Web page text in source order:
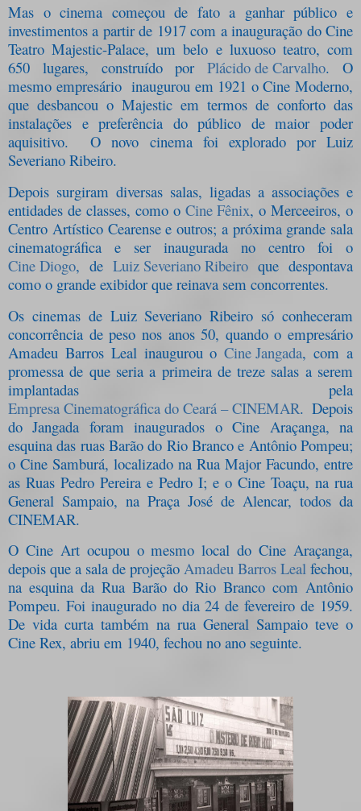
Mas o cinema começou de fato a ganhar público e
investimentos a partir de 1917 com a inauguração do Cine
Teatro Majestic-Palace, um belo e luxuoso teatro, com
650 lugares, construído porPlácido de Carvalho. O
mesmo empresário inaugurou em 1921 o Cine Moderno,
que desbancou o Majestic em termos de conforto das
instalações e preferência do público de maior poder
aquisitivo.
O novo cinema foi explorado por Luiz
Severiano Ribeiro.
Depois surgiram diversas salas, ligadas a associações e
entidades de classes, como o Cine Fênix, o Merceeiros, o
Centro Artístico Cearense e outros; a próxima grande sala
cinematográfica e ser inaugurada no centro foi o
Cine Diogo, de Luiz Severiano Ribeiro que despontava
como o grande exibidor que reinava sem concorrentes.
Os cinemas de Luiz Severiano Ribeiro só conheceram
concorrência de peso nos anos 50, quando o empresário
Amadeu Barros Leal inaugurou oCine Jangada, com a
promessa de que seria a primeira de treze salas a serem
implantadas pela
Empresa Cinematográfica do Ceará – CINEMAR. Depois
do Jangada foram inaugurados o Cine Araçanga, na
esquina das ruas Barão do Rio Branco e Antônio Pompeu;
o Cine Samburá, localizado na Rua Major Facundo, entre
as Ruas Pedro Pereira e Pedro I; e o Cine Toaçu, na rua
General Sampaio, na Praça José de Alencar, todos da
CINEMAR.
O Cine Art ocupou o mesmo local do Cine Araçanga,
depois que a sala de projeção Amadeu Barros Leal fechou,
na esquina da Rua Barão do Rio Branco com Antônio
Pompeu. Foi inaugurado no dia 24 de fevereiro de 1959.
De vida curta também na rua General Sampaio teve o
Cine Rex, abriu em 1940, fechou no ano seguinte.